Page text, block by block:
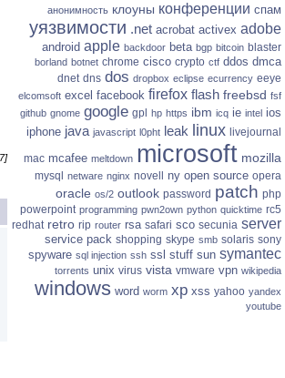
анонимность клоуны конференции спам
уязвимости .net acrobat activex adobe
android apple backdoor beta bgp bitcoin blaster
borland botnet chrome cisco crypto ctf ddos dmca
dnet dns dos dropbox eclipse ecurrency eeye
elcomsoft excel facebook firefox flash freebsd fsf
github gnome google gpl hp https ibm icq ie intel ios
iphone java javascript l0pht leak linux livejournal
mac mcafee meltdown microsoft mozilla
mysql netware nginx novell ny open source opera
oracle os/2 outlook password patch php
powerpoint programming pwn2own python quicktime rc5
redhat retro rip router rsa safari sco secunia server
service pack shopping skype smb solaris sony
spyware sql injection ssh ssl stuff sun symantec
torrents unix virus vista vmware vpn wikipedia
windows word worm xp xss yahoo yandex
youtube